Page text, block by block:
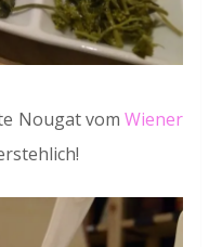
Nougat vom Wiener